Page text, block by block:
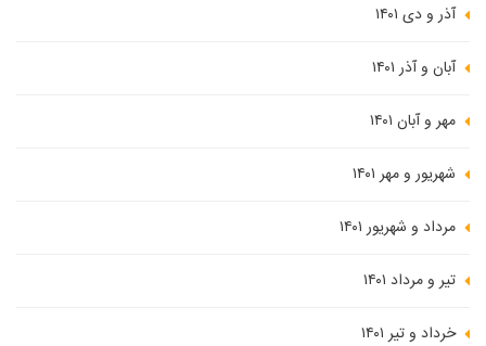
آذر و دی ۱۴۰۱
آبان و آذر ۱۴۰۱
مهر و آبان ۱۴۰۱
شهریور و مهر ۱۴۰۱
مرداد و شهریور ۱۴۰۱
تیر و مرداد ۱۴۰۱
خرداد و تیر ۱۴۰۱